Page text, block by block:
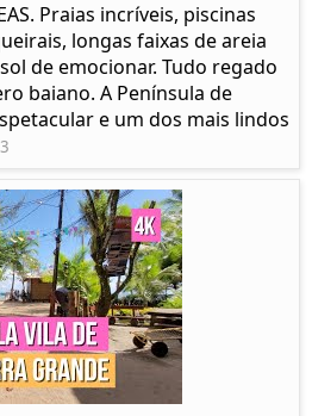
Praias incríveis, piscinas
longas faixas de areia
de emocionar. Tudo regado
baiano. A Península de
e um dos mais lindos